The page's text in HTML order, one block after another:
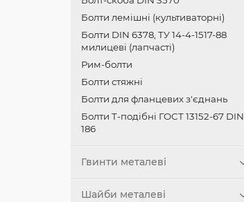
Болти лемішні (культиваторні)
Болти DIN 6378, ТУ 14-4-1517-88
милицеві (лапчасті)
Рим-болти
Болти стяжні
Болти для фланцевих з'єднань
Болти Т-подібні ГОСТ 13152-67 DIN
186
Гвинти металеві
Шайби металеві